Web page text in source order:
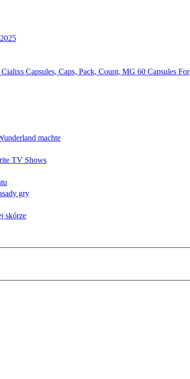
Capsules, Caps, Pack, Count, MG 60 Capsules For
machte
TV Shows
gry
skórze